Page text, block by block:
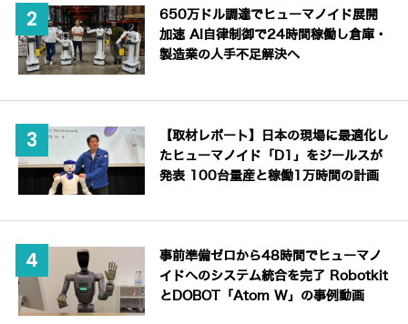
650万ドル調達でヒューマノイド展開
加速 AI自律制御で24時間稼働し倉庫・
製造業の人手不足解決へ
【取材レポート】日本の現場に最適化し
たヒューマノイド「D1」をジールスが
発表 100台量産と稼働1万時間の計画
事前準備ゼロから48時間でヒューマノ
イドへのシステム統合を完了 Robotkit
とDOBOT「Atom W」の事例動画